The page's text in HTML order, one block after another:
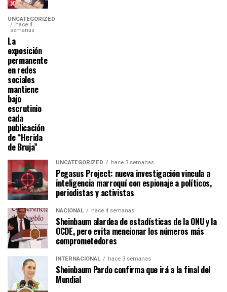
UNCATEGORIZED
hace 4
semanas
La
exposición
permanente
en redes
sociales
mantiene
bajo
escrutinio
cada
publicación
de “Herida
de Bruja”
UNCATEGORIZED hace 3 semanas
Pegasus Project: nueva investigación vincula a
inteligencia marroquí con espionaje a políticos,
periodistas y activistas
NACIONAL hace 4 semanas
Sheinbaum alardea de estadísticas de la ONU y la
OCDE, pero evita mencionar los números más
comprometedores
INTERNACIONAL hace 3 semanas
Sheinbaum Pardo confirma que irá a la final del
Mundial